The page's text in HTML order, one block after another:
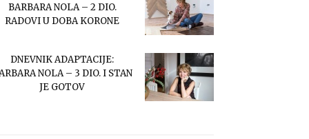
BARBARA NOLA – 2 DIO.
RADOVI U DOBA KORONE
DNEVNIK ADAPTACIJE:
NOLA – 3 DIO. I STAN
JE GOTOV